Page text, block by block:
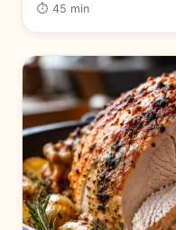
⏱ 45 min